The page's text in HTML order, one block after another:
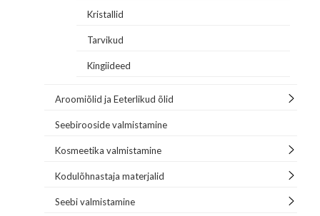
Kristallid
Tarvikud
Kingiideed
Aroomiõlid ja Eeterlikud õlid
Seebirooside valmistamine
Kosmeetika valmistamine
Kodulõhnastaja materjalid
Seebi valmistamine